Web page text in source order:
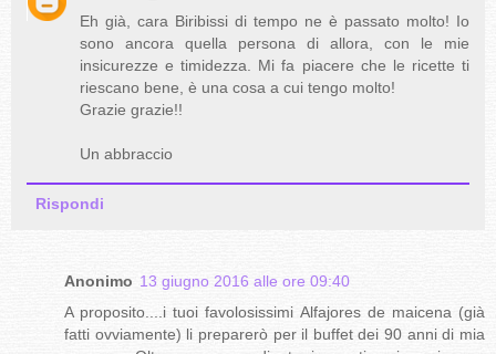
Eh già, cara Biribissi di tempo ne è passato molto! Io
sono ancora quella persona di allora, con le mie
insicurezze e timidezza. Mi fa piacere che le ricette ti
riescano bene, è una cosa a cui tengo molto!
Grazie grazie!!
Un abbraccio
Rispondi
Anonimo 13 giugno 2016 alle ore 09:40
A proposito....i tuoi favolosissimi Alfajores de maicena (già
fatti ovviamente) li preparerò per il buffet dei 90 anni di mia